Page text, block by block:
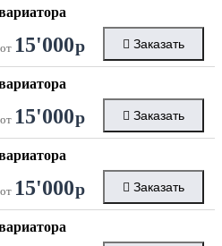
от 15'000р Заказать
от 15'000р Заказать
от 15'000р Заказать